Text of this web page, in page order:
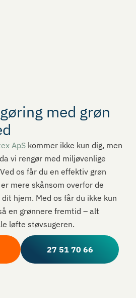
med grøn
ApS kommer ikke kun dig, men
vi rengør med miljøvenlige
os får du en effektiv grøn
mere skånsom overfor de
hjem. Med os får du ikke kun
en grønnere fremtid – alt
løfte støvsugeren.
27 51 70 66